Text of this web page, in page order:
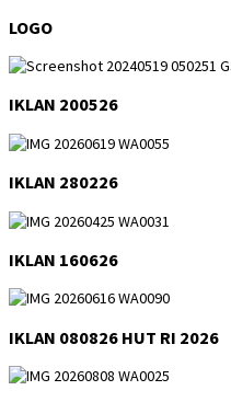
LOGO
IKLAN 200526
IKLAN 280226
IKLAN 160626
IKLAN 080826 HUT RI 2026